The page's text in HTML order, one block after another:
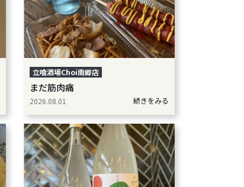
立喰酒場Choi南郷店
まだ筋肉痛
2026.08.01 続きをみる